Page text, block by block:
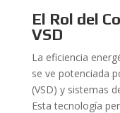
El Rol del
VSD
La eficiencia
se ve potenciada
(VSD) y sistemas
Esta tecnología